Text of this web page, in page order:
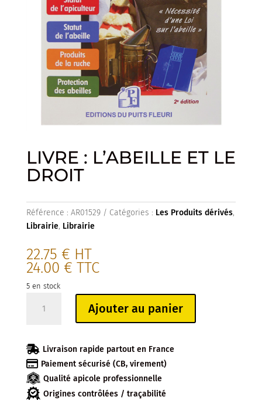
LIVRE : L’ABEILLE ET LE
DROIT
Référence : AR01529 Catégories : Les Produits dérivés,
Librairie, Librairie
22.75 € HT
24.00 € TTC
5 en stock
L'ABEILLE
ET
LE
DROIT
Ajouter au panier
 Livraison rapide partout en France
 Paiement sécurisé (CB, virement)
Qualité apicole professionnelle
Origines contrôlées / traçabilité